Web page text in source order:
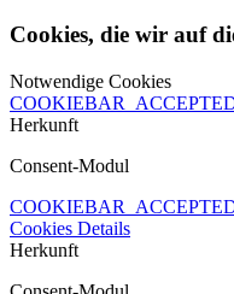
Cookies, die wir auf
Notwendige Cookies
Herkunft
Consent-Modul
Cookies Details
Herkunft